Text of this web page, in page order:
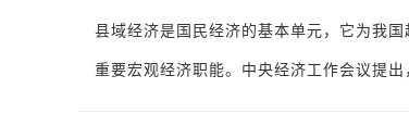
县域经济是国民经济的基本单元，它为我
重要宏观经济职能。中央经济工作会议提出